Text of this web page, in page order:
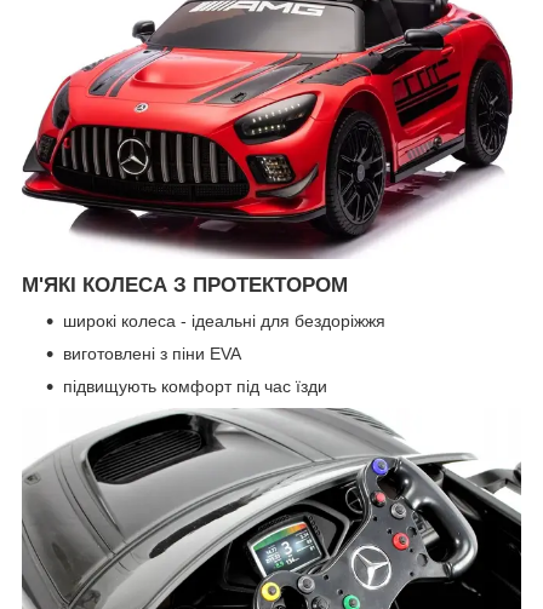
М'ЯКІ КОЛЕСА З ПРОТЕКТОРОМ
широкі колеса - ідеальні для бездоріжжя
виготовлені з піни EVA
підвищують комфорт під час їзди